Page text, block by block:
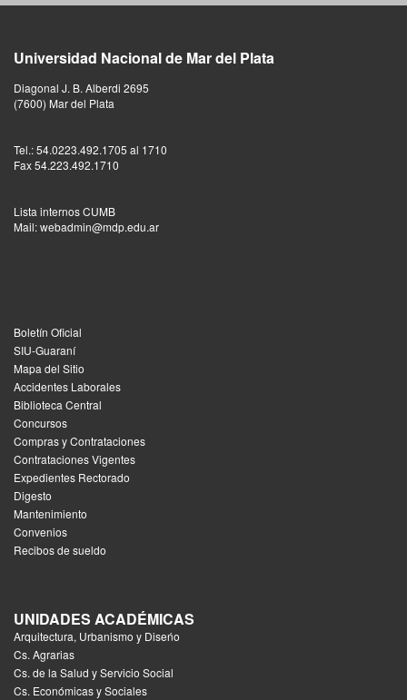
Universidad Nacional de Mar del Plata
Diagonal J. B. Alberdi 2695
(7600) Mar del Plata
Tel.: 54.0223.492.1705 al 1710
Fax 54.223.492.1710
Lista internos CUMB
Mail: webadmin@mdp.edu.ar
Boletín Oficial
SIU-Guaraní
Mapa del Sitio
Accidentes Laborales
Biblioteca Central
Concursos
Compras y Contrataciones
Contrataciones Vigentes
Expedientes Rectorado
Digesto
Mantenimiento
Convenios
Recibos de sueldo
UNIDADES ACADÉMICAS
Arquitectura, Urbanismo y Diseńo
Cs. Agrarias
Cs. de la Salud y Servicio Social
Cs. Económicas y Sociales